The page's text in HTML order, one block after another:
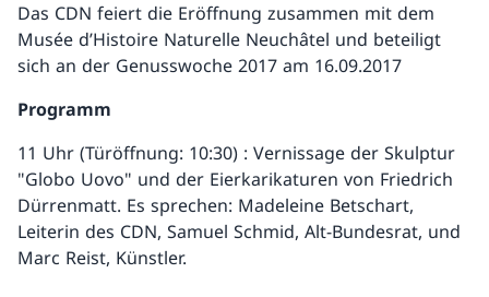
Das CDN feiert die Eröffnung zusammen mit dem
Musée d’Histoire Naturelle Neuchâtel und beteiligt
sich an der Genusswoche 2017 am 16.09.2017
Programm
11 Uhr (Türöffnung: 10:30) : Vernissage der Skulptur
"Globo Uovo" und der Eierkarikaturen von Friedrich
Dürrenmatt. Es sprechen: Madeleine Betschart,
Leiterin des CDN, Samuel Schmid, Alt-Bundesrat, und
Marc Reist, Künstler.